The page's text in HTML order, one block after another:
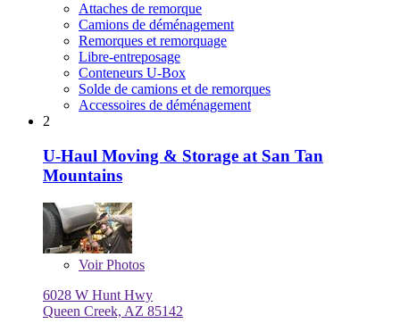
Attaches de remorque
Camions de déménagement
Remorques et remorquage
Libre-entreposage
Conteneurs U-Box
Solde de camions et de remorques
Accessoires de déménagement
2
U-Haul Moving & Storage at San Tan
Mountains
VoirPhotos
6028 W Hunt Hwy
Queen Creek, AZ 85142